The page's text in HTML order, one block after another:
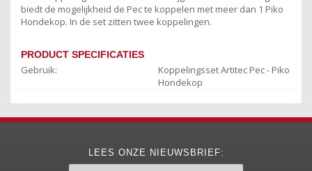
biedt de mogelijkheid de Pec te koppelen met meer dan 1 Piko
Hondekop. In de set zitten twee koppelingen.
PRODUCT SPECIFICATIES
Gebruik:
Koppelingsset Artitec Pec - Piko
Hondekop
LEES ONZE NIEUWSBRIEF: